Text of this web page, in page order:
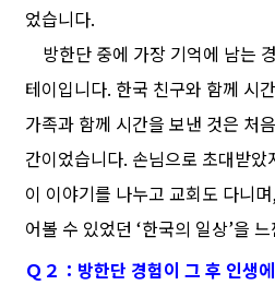
었습니다.
방한단 중에 가장 기억에 남는
테이입니다. 한국 친구와 함께 시
가족과 함께 시간을 보낸 것은 처
간이었습니다. 손님으로 초대받
이 이야기를 나누고 교회도 다니
어볼 수 있었던 ‘한국의 일상’을
Ｑ２：방한단 경험이 그 후 인생